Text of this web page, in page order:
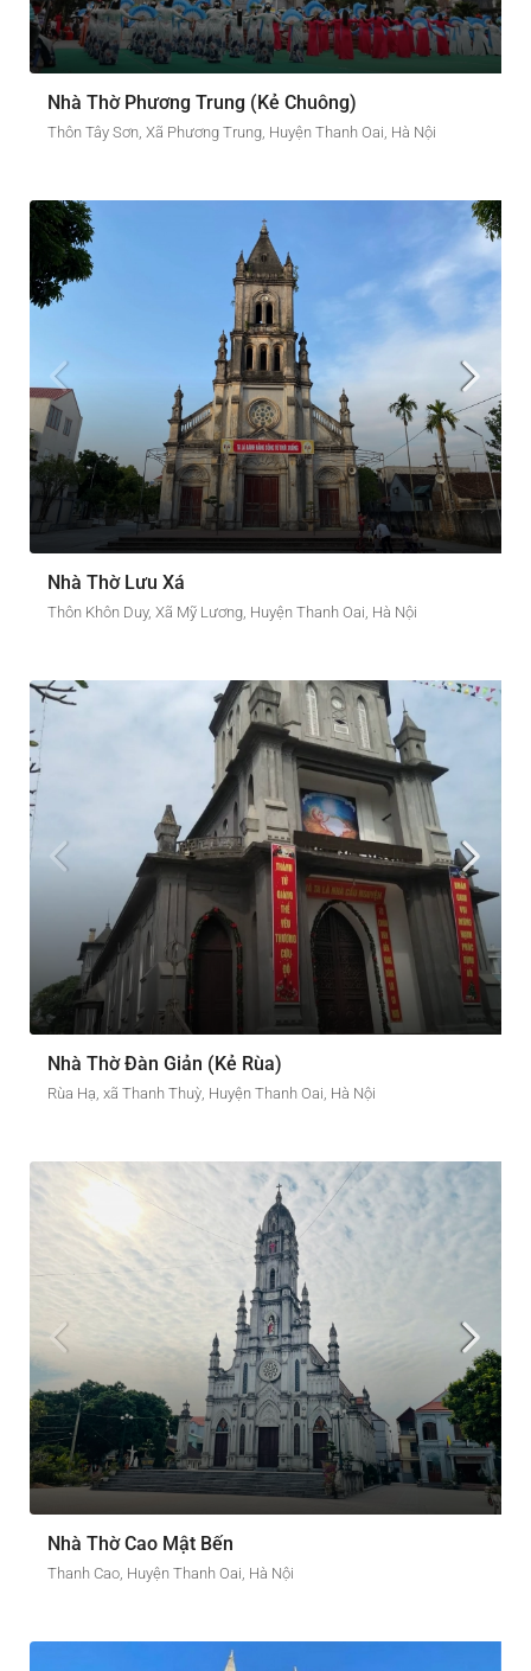
Nhà Thờ Phương Trung (Kẻ Chuông)
Thôn Tây Sơn, Xã Phương Trung, Huyện Thanh Oai, Hà Nội
Nhà Thờ Lưu Xá
Thôn Khôn Duy, Xã Mỹ Lương, Huyện Thanh Oai, Hà Nội
Nhà Thờ Đàn Giản (Kẻ Rùa)
Rùa Hạ, xã Thanh Thuỳ, Huyện Thanh Oai, Hà Nội
Nhà Thờ Cao Mật Bến
Thanh Cao, Huyện Thanh Oai, Hà Nội